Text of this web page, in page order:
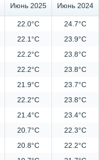
Июнь 2025 Июнь 2024
22.0°C
24.7°C
22.1°C
23.9°C
22.2°C
23.8°C
22.2°C
23.8°C
21.9°C
23.7°C
22.2°C
23.8°C
21.4°C
23.4°C
20.7°C
22.3°C
20.8°C
22.2°C